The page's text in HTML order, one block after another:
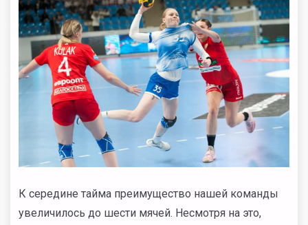
К середине тайма преимущество нашей команды
увеличилось до шести мячей. Несмотря на это,